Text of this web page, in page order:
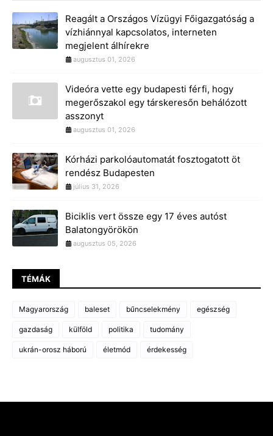
Reagált a Országos Vízügyi Főigazgatóság a
vízhiánnyal kapcsolatos, interneten
megjelent álhírekre
augusztus 01, 2026
Videóra vette egy budapesti férfi, hogy
megerőszakol egy társkeresőn behálózott
asszonyt
augusztus 01, 2026
Kórházi parkolóautomatát fosztogatott öt
rendész Budapesten
július 31, 2026
Biciklis vert össze egy 17 éves autóst
Balatongyörökön
augusztus 05, 2026
TÉMÁK
Magyarország baleset bűncselekmény egészség
gazdaság külföld politika tudomány
ukrán-orosz háború életmód érdekesség